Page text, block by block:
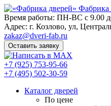
Фабрика
Время работы: ПН-ВС с 9.00
Адрес: г. Козлово, ул,
zakaz@dveri-fab.ru
Оставить заявку
+7 (925) 753-95-66
+7 (495) 502-30-59
Каталог дверей
По цене